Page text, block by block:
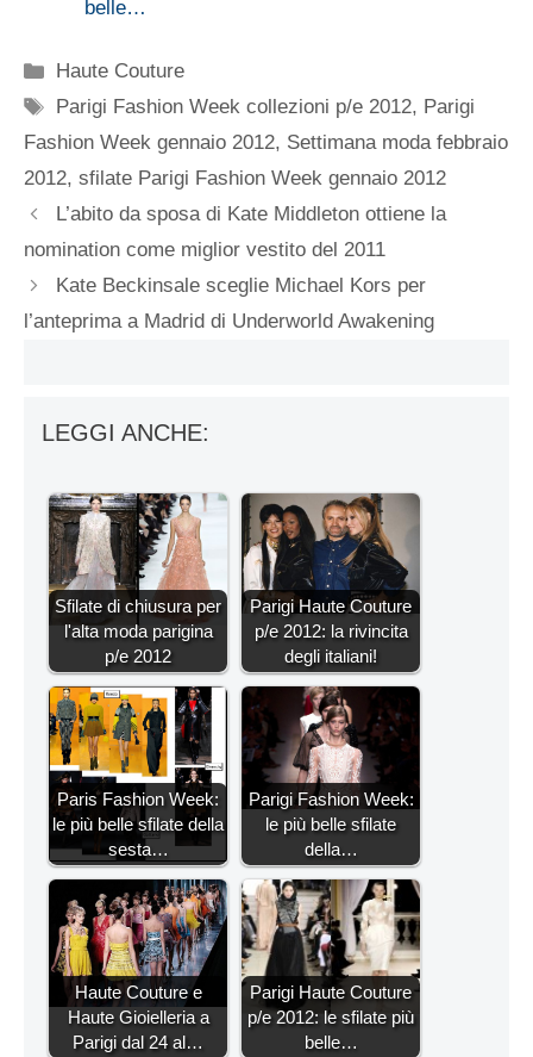
belle…
Categorie
Haute Couture
Tag
Parigi Fashion Week collezioni p/e 2012, Parigi
Fashion Week gennaio 2012, Settimana moda febbraio
2012, sfilate Parigi Fashion Week gennaio 2012
L’abito da sposa di Kate Middleton ottiene la
nomination come miglior vestito del 2011
Kate Beckinsale sceglie Michael Kors per
l’anteprima a Madrid di Underworld Awakening
LEGGI ANCHE:
Sfilate di chiusura per
l'alta moda parigina
p/e 2012
Parigi Haute Couture
p/e 2012: la rivincita
degli italiani!
Paris Fashion Week:
le più belle sfilate della
sesta…
Parigi Fashion Week:
le più belle sfilate
della…
Haute Couture e
Haute Gioielleria a
Parigi dal 24 al…
Parigi Haute Couture
p/e 2012: le sfilate più
belle…